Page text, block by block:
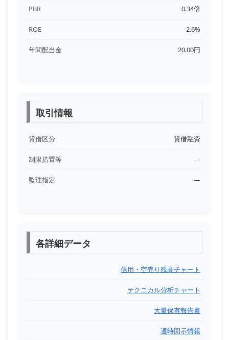
PBR 0.34倍
ROE 2.6%
年間配当金 20.00円
取引情報
貸借区分 貸借融資
制限措置等 ―
監理指定 ―
各詳細データ
信用・空売り残高チャート
テクニカル分析チャート
大量保有報告書
適時開示情報